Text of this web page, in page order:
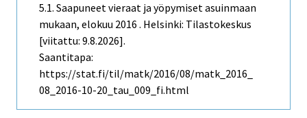
5.1. Saapuneet vieraat ja yöpymiset asuinmaan
mukaan, elokuu 2016 . Helsinki: Tilastokeskus
[viitattu: 9.8.2026].
Saantitapa:
https://stat.fi/til/matk/2016/08/matk_2016_
08_2016-10-20_tau_009_fi.html